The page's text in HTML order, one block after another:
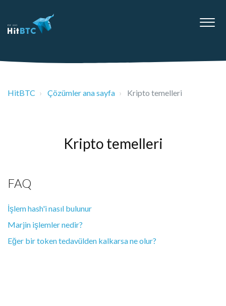
HitBTC Çözümler ana sayfa Kripto temelleri
Kripto temelleri
FAQ
İşlem hash'i nasıl bulunur
Marjin işlemler nedir?
Eğer bir token tedavülden kalkarsa ne olur?